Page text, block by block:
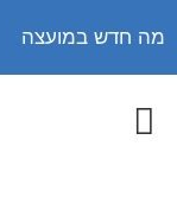
מה חדש במועצה